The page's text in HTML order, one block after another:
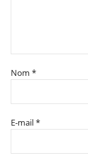
Nom*
E-mail*